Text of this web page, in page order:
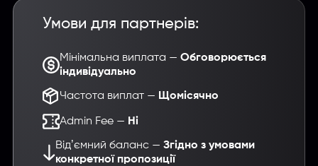
Умови для партнерів:
Мінімальна виплата — Oбговорюється
індивідуально
Частота виплат — Щомісячно
Admin Fee — Нi
Відʼємний баланс — Згідно з умовами
конкретної пропозиції